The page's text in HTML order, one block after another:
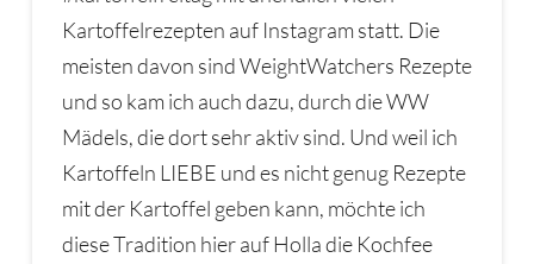
Kartoffelrezepten auf Instagram statt. Die
meisten davon sind WeightWatchers Rezepte
und so kam ich auch dazu, durch die WW
Mädels, die dort sehr aktiv sind. Und weil ich
Kartoffeln LIEBE und es nicht genug Rezepte
mit der Kartoffel geben kann, möchte ich
diese Tradition hier auf Holla die Kochfee